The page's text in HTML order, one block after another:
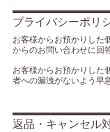
プライバシーポリ
お客様からお預かりした
からのお問い合わせに回
お客様からお預かりした
者への漏洩がないよう早
返品・キャンセル